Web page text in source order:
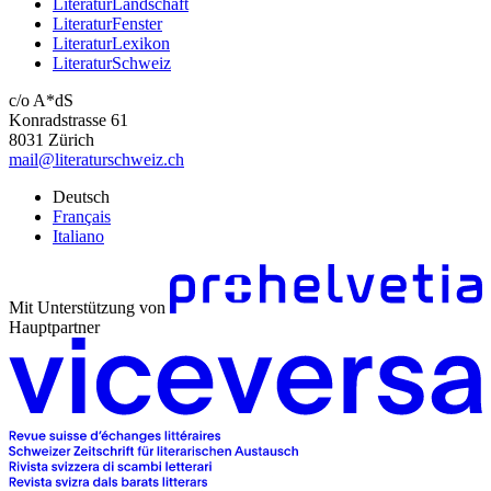
LiteraturLandschaft
LiteraturFenster
LiteraturLexikon
LiteraturSchweiz
c/o A*dS
Konradstrasse 61
8031 Zürich
mail@literaturschweiz.ch
Deutsch
Français
Italiano
Mit Unterstützung von
Hauptpartner